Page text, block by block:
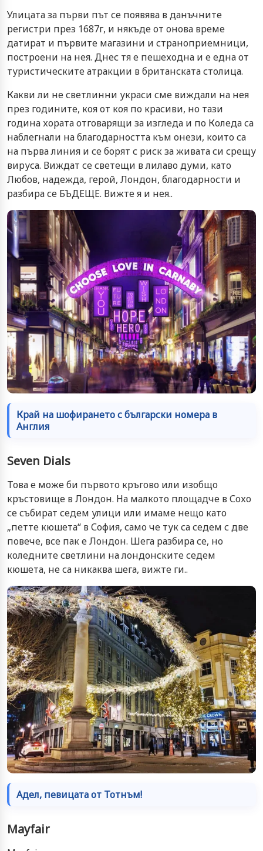
Улицата за първи път се появява в данъчните
регистри през 1687г, и някъде от онова време
датират и първите магазини и страноприемници,
построени на нея. Днес тя е пешеходна и е една от
туристическите атракции в британската столица.
Какви ли не светлинни украси сме виждали на нея
през годините, коя от коя по красиви, но тази
година хората отговарящи за изгледа и по Коледа са
наблегнали на благодарността към онези, които са
на първа линия и се борят с риск за живата си срещу
вируса. Виждат се светещи в лилаво думи, като
Любов, надежда, герой, Лондон, благодарности и
разбира се БЪДЕЩЕ. Вижте я и нея..
Край на шофирането с български номера в
Англия
Seven Dials
Това е може би първото кръгово или изобщо
кръстовище в Лондон. На малкото площадче в Сохо
се събират седем улици или имаме нещо като
„петте кюшета“ в София, само че тук са седем с две
повече, все пак е Лондон. Шега разбира се, но
коледните светлини на лондонските седем
кюшета, не са никаква шега, вижте ги..
Адел, певицата от Тотнъм!
Mayfair